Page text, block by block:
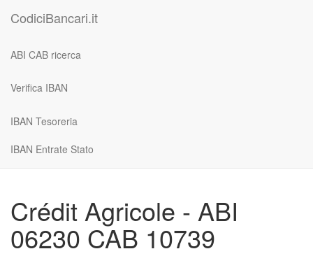
CodiciBancari.it
ABI CAB ricerca
Verifica IBAN
IBAN Tesoreria
IBAN Entrate Stato
Crédit Agricole - ABI
06230 CAB 10739